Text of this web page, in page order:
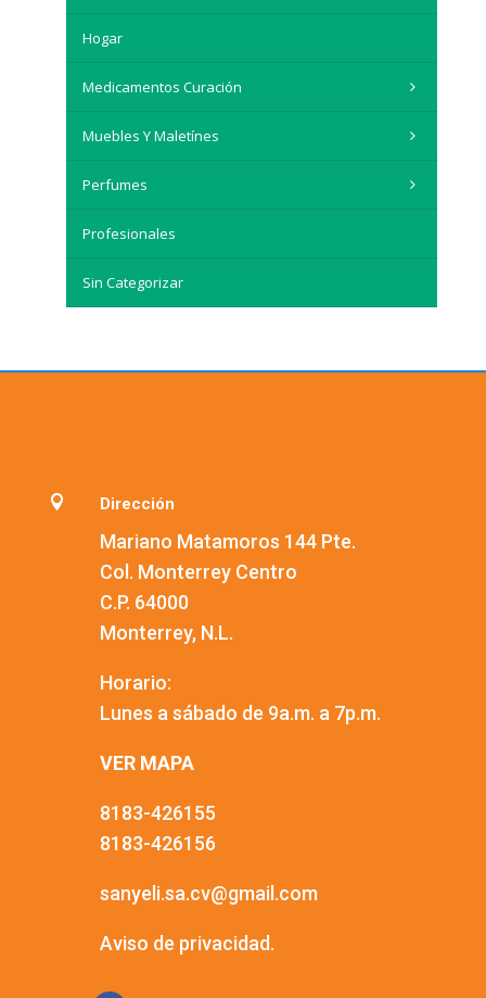
Hogar
Medicamentos Curación
Muebles Y Maletínes
Perfumes
Profesionales
Sin Categorizar
 Dirección
Mariano Matamoros 144 Pte.
Col. Monterrey Centro
C.P. 64000
Monterrey, N.L.
Horario:
Lunes a sábado de 9a.m. a 7p.m.
VER MAPA
8183-426155
8183-426156
sanyeli.sa.cv@gmail.com
Aviso de privacidad.